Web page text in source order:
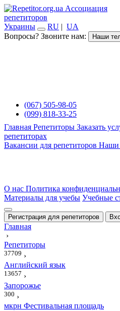
Ассоциация
репетиторов
Украины
RU | UA
Вопросы? Звоните нам:
Наши
(067) 505-98-05
(099) 818-33-25
Главная Репетиторы Заказать
репетиторах
Вакансии для репетиторов Наши
О нас Политика
Материалы для учебы Учебные
Регистрация для репетиторов
Главная
›
Репетиторы
37709 ›
Английский язык
13657 ›
Запорожье
300 ›
мкрн Фестивальная площадь